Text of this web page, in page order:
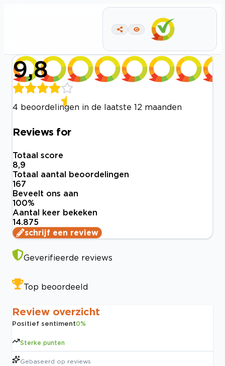
9,8
4 beoordelingen in de laatste 12 maanden
Reviews for
Totaal score
8,9
Totaal aantal beoordelingen
167
Beveelt ons aan
100%
Aantal keer bekeken
14.875
schrijf een review
Geverifieerde reviews
Top beoordeeld
Review overzicht
Positief sentiment0%
Sterke punten
Gebaseerd op reviews